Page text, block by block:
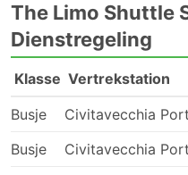
Enkele van de
The Limo Shuttle zijn
Civitavecchia - Rome
Rome - Civitavecchia
Civitavecchia -
The Limo Shuttle
Dienstregeling
Klasse Vertrekstation
Busje
Civitavecchia Port
Busje
Civitavecchia Port